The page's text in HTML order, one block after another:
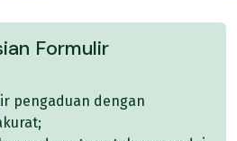
Formulir
pengaduan dengan